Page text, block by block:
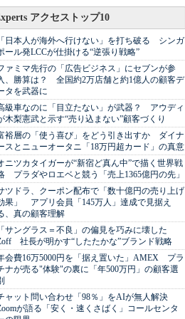
アクセストップ10
日本人が海外へ行けない」を打ち破る シンガ
ール発LCCが仕掛ける“逆張り戦略”
ァミマ先行の「広告ビジネス」にセブンが参
、勝算は？ 全国約2万店舗と約1億人の顧客デ
タを武器に
級車なのに「目立たない」が武器？ アウディ
木梨憲武と示す“売り込まない”顧客づくり
裕層の「使う喜び」をどう引き出すか ダイナ
スとニューオータニ「18万円超カード」の真意
ニツカタイガーが“新宿ど真ん中”で描く世界戦
プラダやロエベと競う「売上1365億円の先」
ツドラ、クーポン配布で「数十億円の売り上げ
果」 アプリ会員「145万人」達成で見据え
、真の顧客理解
サングラス＝不良」の偏見を巧みに壊した
社長が明かす“したたかな”ブランド戦略
会費16万5000円を「据え置いた」AMEX プラ
ナが売る"体験"の裏に「年500万円」の顧客選
ャット問い合わせ「98％」をAIが無人解決
が語る「安く・速くさばく」コールセンタ